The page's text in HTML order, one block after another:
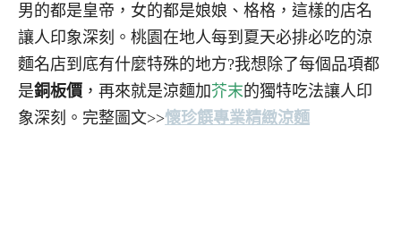
男的都是皇帝，女的都是娘娘、格格，這樣的店名
讓人印象深刻。桃園在地人每到夏天必排必吃的涼
麵名店到底有什麼特殊的地方?我想除了每個品項都
是銅板價 ，再來就是涼麵加芥末的獨特吃法讓人印
象深刻。完整圖文>>懷珍饌專業精緻涼麵